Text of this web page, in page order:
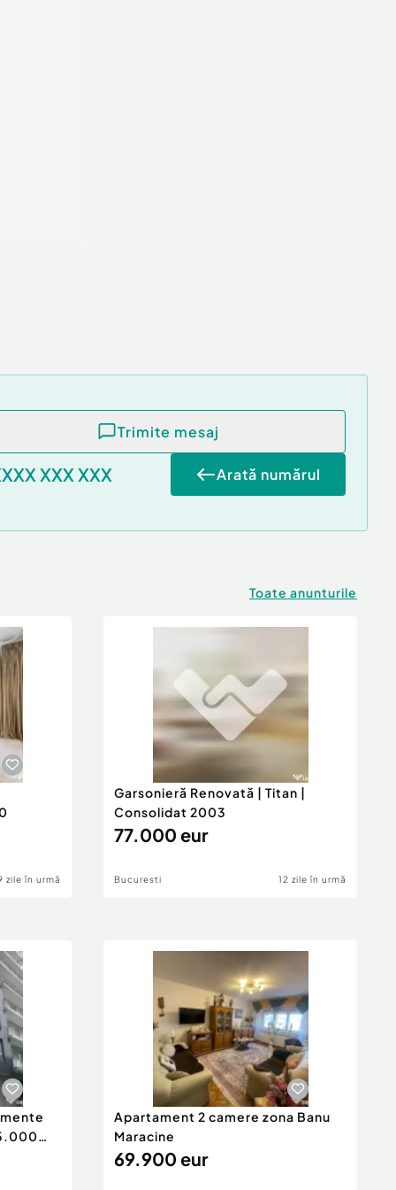
Trimite mesaj
XXX XXX Arată numărul
Toate anunturile
zile în urmă
Garsonieră Renovată | Titan |
Consolidat 2003
77.000 eur
Bucuresti 12 zile în urmă
Apartament 2 camere zona Banu
Maracine
69.900 eur